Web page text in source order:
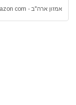
אמזון ארה"ב - Amazon com